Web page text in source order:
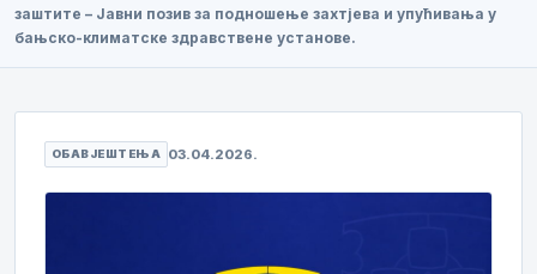
заштите – Јавни позив за подношење захтјева и упућивања у
бањско-климатске здравствене установе.
ОБАВЈЕШТЕЊА 03.04.2026.